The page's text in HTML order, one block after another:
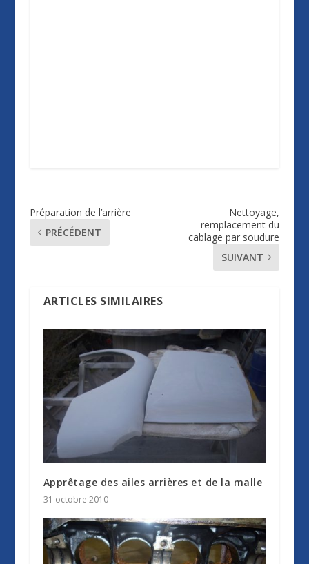
Préparation de l’arrière
PRÉCÉDENT
Nettoyage,
remplacement du
cablage par soudure
SUIVANT
ARTICLES SIMILAIRES
Apprêtage des ailes arrières et de la malle
31 octobre 2010